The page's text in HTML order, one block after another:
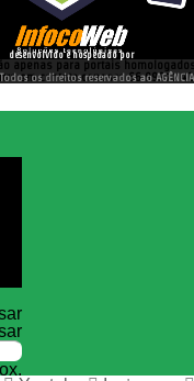
desenvolvido e hospedado por
apenas para portais
em contato conosco 66 99977
os direitos reservados ao AGÊNCIA